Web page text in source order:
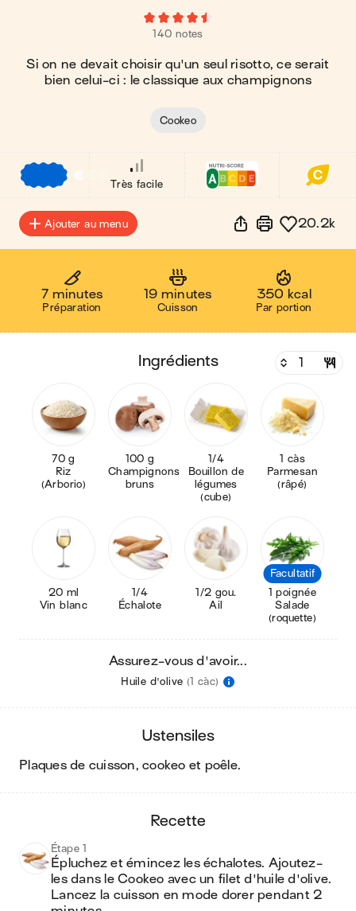
140 notes
Si on ne devait choisir qu'un seul risotto, ce serait
bien celui-ci : le classique aux champignons
Cookeo
€
Très facile
Ajouter au menu 20.2k
7 minutes
Préparation
19 minutes
Cuisson
350 kcal
Par portion
ingrédients
70 g
Riz
(Arborio)
100 g
Champignons
bruns
1/4
Bouillon de
légumes
(cube)
1 càs
Parmesan
(râpé)
20 ml
Vin blanc
1/4
Échalote
1/2 gou.
Ail
Facultatif
1 poignée
Salade
(roquette)
Assurez-vous d'avoir...
Huile d'olive (1 càc)
ustensiles
plaques de cuisson, cookeo et poêle.
recette
Étape 1
Épluchez et émincez les échalotes. Ajoutez-
les dans le Cookeo avec un filet d'huile d'olive.
Lancez la cuisson en mode dorer pendant 2